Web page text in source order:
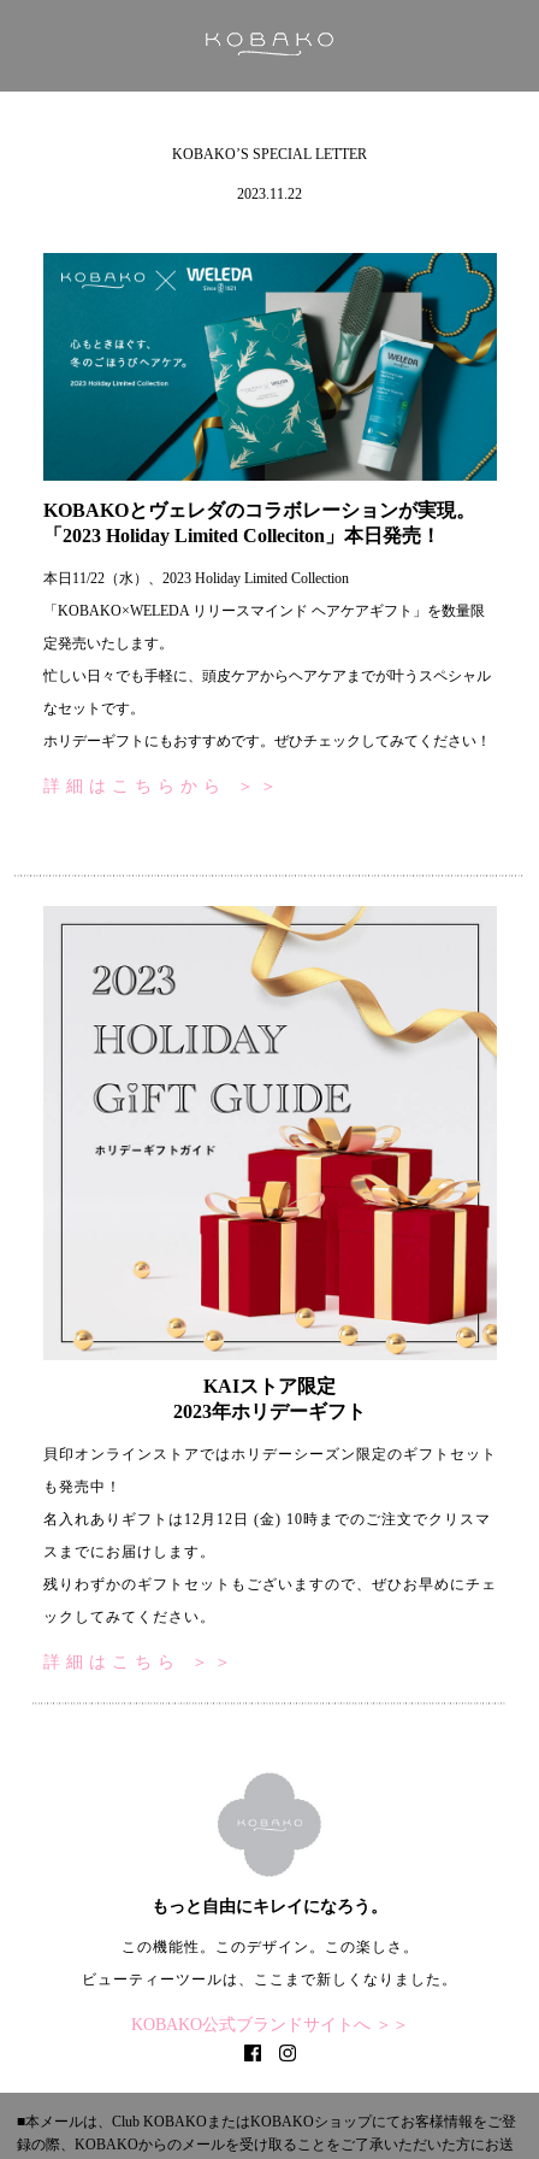
KOBAKO’S SPECIAL LETTER
2023.11.22
KOBAKOとヴェレダのコラボレーションが実現。
「2023 Holiday Limited Colleciton」本日発売！
本日11/22（水）、2023 Holiday Limited Collection
「KOBAKO×WELEDA リリースマインド ヘアケアギフト」を数量限
定発売いたします。
忙しい日々でも手軽に、頭皮ケアからヘアケアまでが叶うスペシャル
なセットです。
ホリデーギフトにもおすすめです。ぜひチェックしてみてください！
詳細はこちらから ＞＞
KAIストア限定
2023年ホリデーギフト
貝印オンラインストアではホリデーシーズン限定のギフトセット
も発売中！
名入れありギフトは12月12日 (金) 10時までのご注文でクリスマ
スまでにお届けします。
残りわずかのギフトセットもございますので、ぜひお早めにチェ
ックしてみてください。
詳細はこちら ＞＞
もっと自由にキレイになろう。
この機能性。このデザイン。この楽しさ。
ビューティーツールは、ここまで新しくなりました。
KOBAKO公式ブランドサイトへ ＞＞
■本メールは、Club KOBAKOまたはKOBAKOショップにてお客様情報をご登
録の際、KOBAKOからのメールを受け取ることをご了承いただいた方にお送